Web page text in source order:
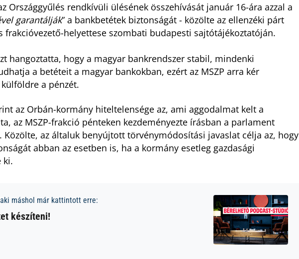
Országgyűlés rendkívüli ülésének összehívását január 16-ára azzal a
garantálják” a bankbetétek biztonságát - közölte az ellenzéki párt
frakcióvezető-helyettese szombati budapesti sajtótájékoztatóján.
hangoztatta, hogy a magyar bankrendszer stabil, mindenki
a betéteit a magyar bankokban, ezért az MSZP arra kér
a pénzét.
az Orbán-kormány hiteltelensége az, ami aggodalmat kelt a
az MSZP-frakció pénteken kezdeményezte írásban a parlament
Közölte, az általuk benyújtott törvénymódosítási javaslat célja az, hogy
abban az esetben is, ha a kormány esetleg gazdasági
ki.
máshol már kattintott erre:
készíteni!